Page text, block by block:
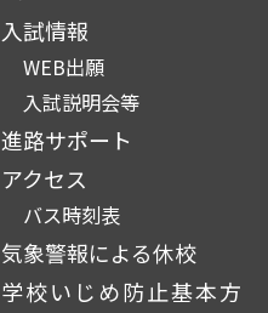
入試情報
WEB出願
入試説明会等
進路サポート
アクセス
バス時刻表
気象警報による休校
学校いじめ防止基本方